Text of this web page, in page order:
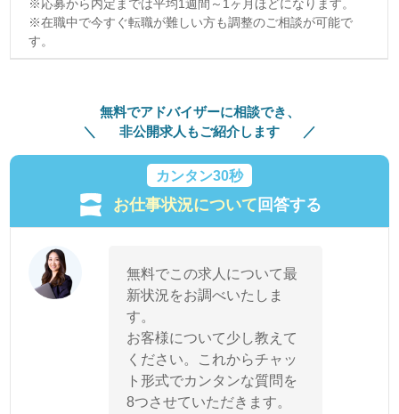
※応募から内定までは平均1週間～1ヶ月ほどになります。
※在職中で今すぐ転職が難しい方も調整のご相談が可能で
す。
無料でアドバイザーに相談でき、
非公開求人もご紹介します
カンタン30秒
お仕事状況について回答する
無料でこの求人について最
新状況をお調べいたしま
す。
お客様について少し教えて
ください。これからチャッ
ト形式でカンタンな質問を
8つさせていただきます。